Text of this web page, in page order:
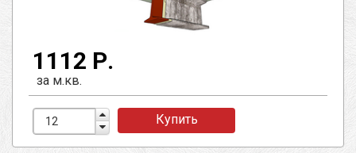
1112 Р.
за м.кв.
Купить